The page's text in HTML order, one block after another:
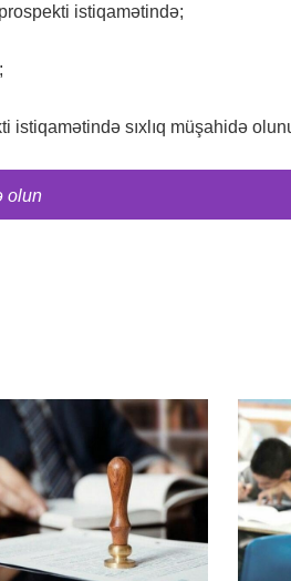
istiqamətində;
sıxlıq müşahidə
olun